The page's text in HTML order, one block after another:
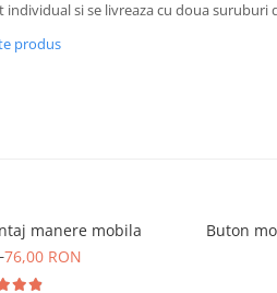
individual si se livreaza cu doua suruburi
produs
manere mobila
76,00 RON
Buton